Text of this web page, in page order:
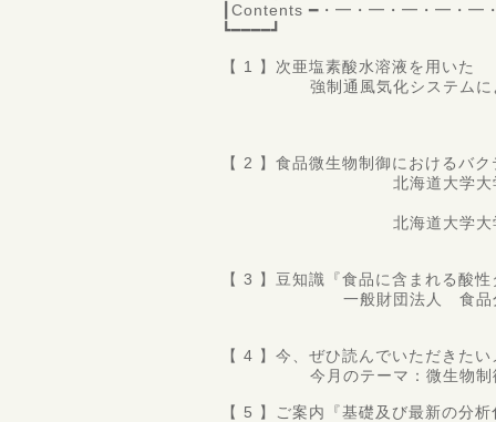
┃Contents ━・━・━・━・━
┗━━━━┛
【 1 】次亜塩素酸水溶液を用いた
強制通風気化システムによ
【 2 】食品微生物制御におけるバ
北海道大学大学院 水産
北海道大学大学院 水産
【 3 】豆知識『食品に含まれる酸
一般財団法人 食品分析開
【 4 】今、ぜひ読んでいただきた
今月のテーマ：微生物制
【 5 】ご案内『基礎及び最新の分